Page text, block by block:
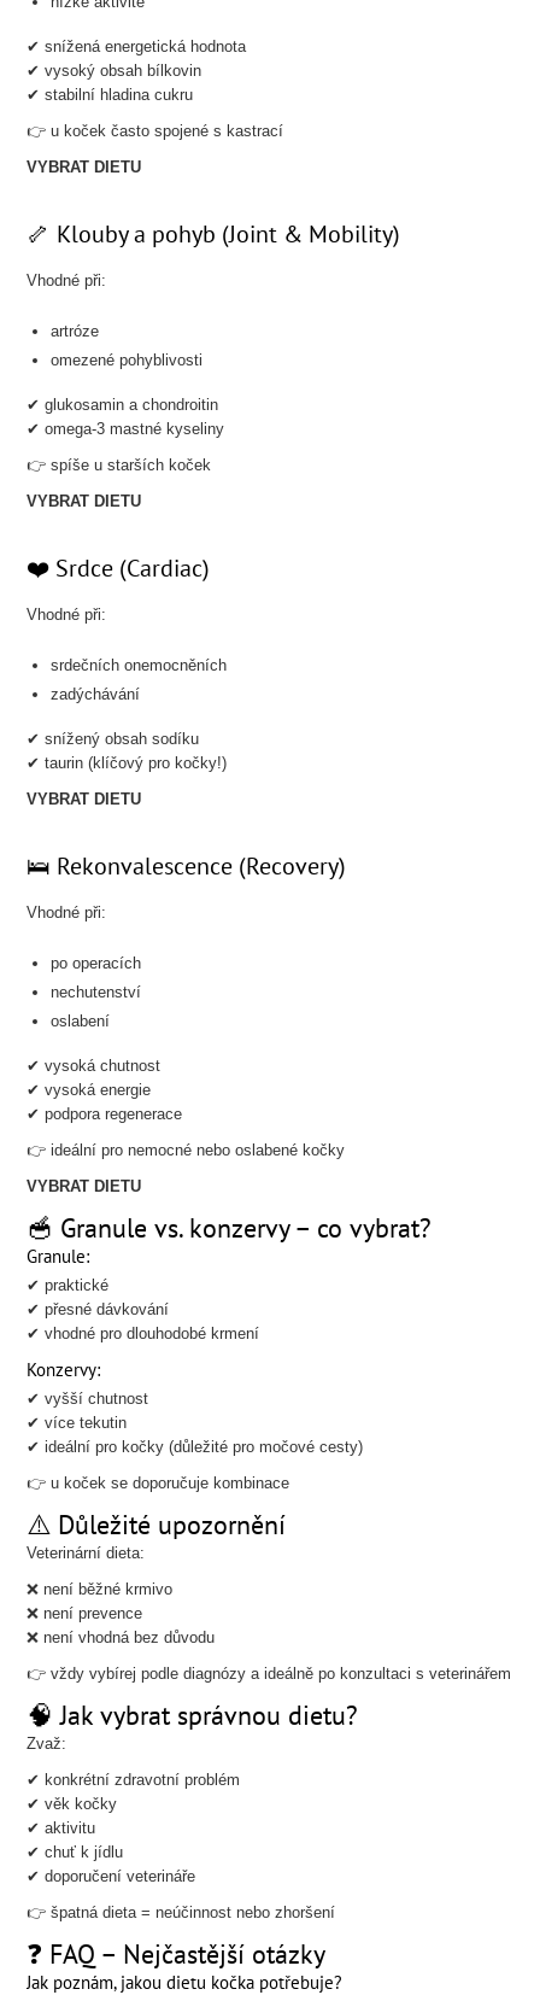
✔ snížená energetická hodnota
✔ vysoký obsah bílkovin
✔ stabilní hladina cukru
👉 u koček často spojené s kastrací
VYBRAT DIETU
🦴 Klouby a pohyb (Joint & Mobility)
Vhodné při:
artróze
omezené pohyblivosti
✔ glukosamin a chondroitin
✔ omega-3 mastné kyseliny
👉 spíše u starších koček
VYBRAT DIETU
❤️ Srdce (Cardiac)
Vhodné při:
srdečních onemocněních
zadýchávání
✔ snížený obsah sodíku
✔ taurin (klíčový pro kočky!)
VYBRAT DIETU
🛌 Rekonvalescence (Recovery)
Vhodné při:
po operacích
nechutenství
oslabení
✔ vysoká chutnost
✔ vysoká energie
✔ podpora regenerace
👉 ideální pro nemocné nebo oslabené kočky
VYBRAT DIETU
🥣 Granule vs. konzervy – co vybrat?
Granule:
✔ praktické
✔ přesné dávkování
✔ vhodné pro dlouhodobé krmení
Konzervy:
✔ vyšší chutnost
✔ více tekutin
✔ ideální pro kočky (důležité pro močové cesty)
👉 u koček se doporučuje kombinace
⚠️ Důležité upozornění
Veterinární dieta:
❌ není běžné krmivo
❌ není prevence
❌ není vhodná bez důvodu
👉 vždy vybírej podle diagnózy a ideálně po konzultaci s veterinářem
🧠 Jak vybrat správnou dietu?
Zvaž:
✔ konkrétní zdravotní problém
✔ věk kočky
✔ aktivitu
✔ chuť k jídlu
✔ doporučení veterináře
👉 špatná dieta = neúčinnost nebo zhoršení
❓ FAQ – Nejčastější otázky
Jak poznám, jakou dietu kočka potřebuje?